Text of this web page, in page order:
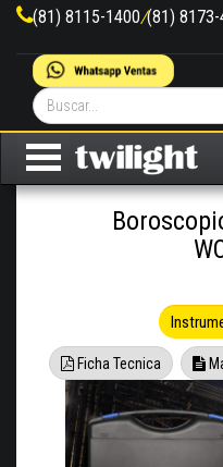
(81) 8115-1400/(81) 8173-
Ficha Tecnica